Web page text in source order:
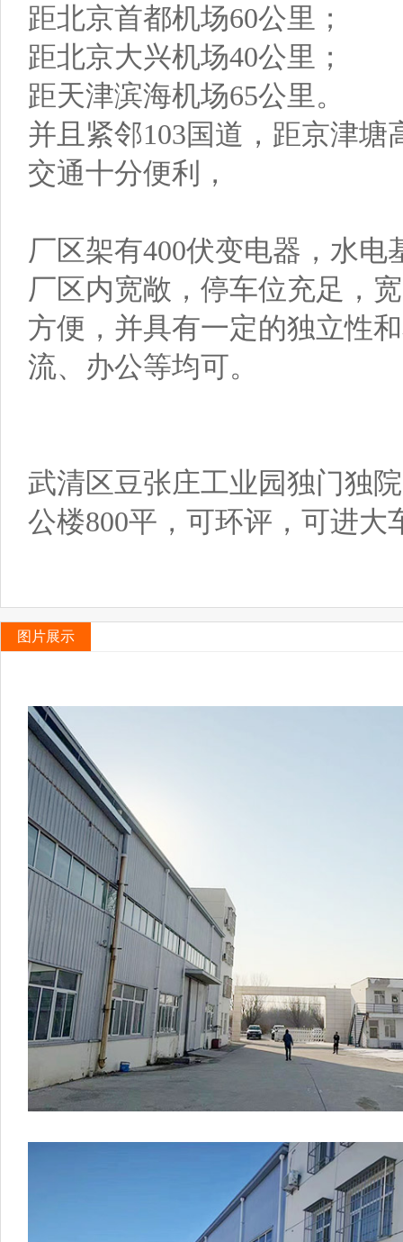
距北京首都机场60公里；
距北京大兴机场40公里；
距天津滨海机场65公里。
并且紧邻103国道，距京津
交通十分便利，
厂区架有400伏变电器，水电
厂区内宽敞，停车位充足，
方便，并具有一定的独立性
流、办公等均可。
武清区豆张庄工业园独门独
公楼800平，可环评，可进大
图片展示